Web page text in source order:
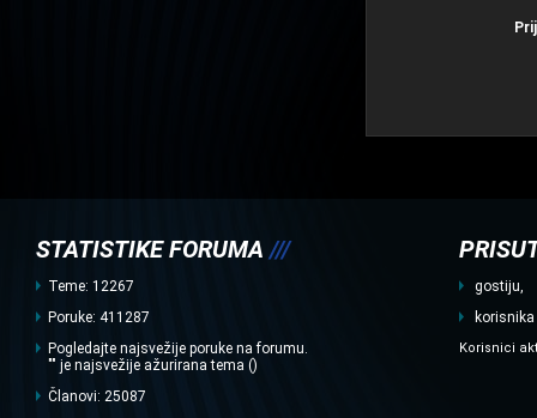
STATISTIKE FORUMA ///
Teme: 12267
Poruke: 411287
Pogledajte najsvežije poruke na forumu.
"" je najsvežije ažurirana tema ()
Članovi: 25087
gostiju,
korisnika
Korisnici